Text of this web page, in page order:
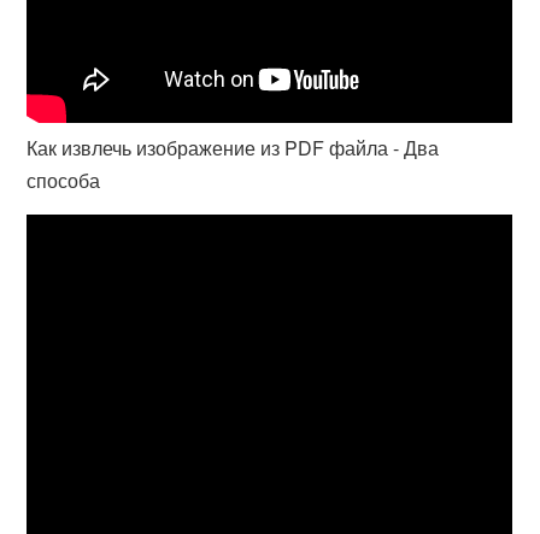
Как извлечь изображение из PDF файла - Два
способа